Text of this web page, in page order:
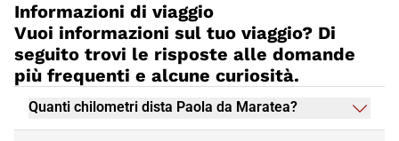
Informazioni di viaggio
Vuoi informazioni sul tuo viaggio? Di
seguito trovi le risposte alle domande
più frequenti e alcune curiosità.
Quanti chilometri dista Paola da Maratea?